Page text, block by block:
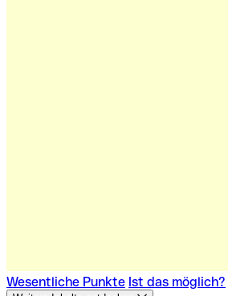
Wesentliche Punkte Ist das möglich?